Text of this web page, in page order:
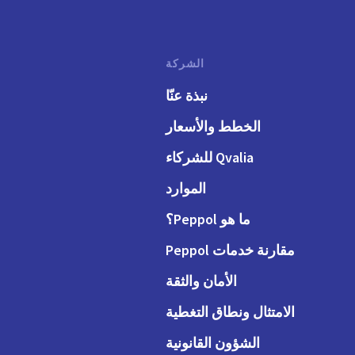
الشركة
نبذة عنّا
الخطط والأسعار
Qvalia للشركاء
الموارد
ما هو Peppol؟
مقارنة خدمات Peppol
الأمان والثقة
الامتثال ونطاق التغطية
الشؤون القانونية